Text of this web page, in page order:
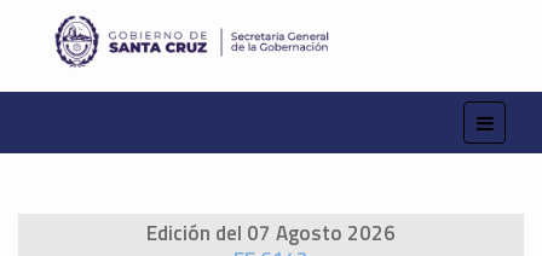
Edición del 07 Agosto 2026